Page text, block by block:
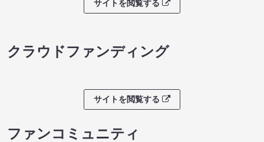
サイトを閲覧する
クラウドファンディング
サイトを閲覧する
ファンコミュニティ